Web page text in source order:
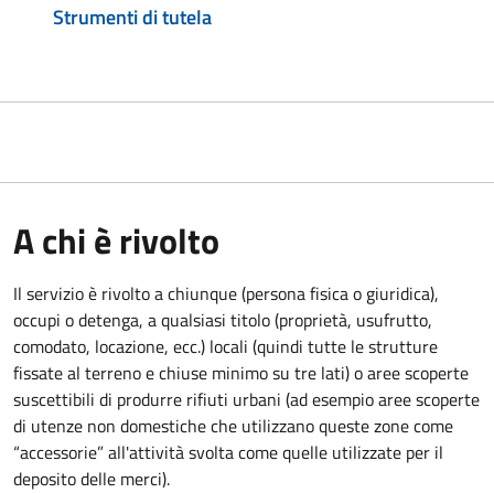
Strumenti di tutela
A chi è rivolto
Il servizio è rivolto a chiunque (persona fisica o giuridica),
occupi o detenga, a qualsiasi titolo (proprietà, usufrutto,
comodato, locazione, ecc.) locali (quindi tutte le strutture
fissate al terreno e chiuse minimo su tre lati) o aree scoperte
suscettibili di produrre rifiuti urbani (ad esempio aree scoperte
di utenze non domestiche che utilizzano queste zone come
“accessorie” all'attività svolta come quelle utilizzate per il
deposito delle merci).